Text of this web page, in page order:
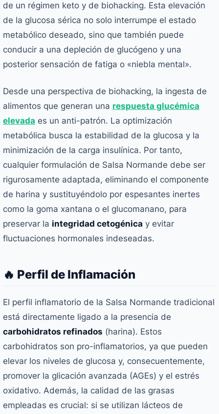
de un régimen keto y de biohacking. Esta elevación
de la glucosa sérica no solo interrumpe el estado
metabólico deseado, sino que también puede
conducir a una depleción de glucógeno y una
posterior sensación de fatiga o «niebla mental».
Desde una perspectiva de biohacking, la ingesta de
alimentos que generan una respuesta glucémica
elevada es un anti-patrón. La optimización
metabólica busca la estabilidad de la glucosa y la
minimización de la carga insulínica. Por tanto,
cualquier formulación de Salsa Normande debe ser
rigurosamente adaptada, eliminando el componente
de harina y sustituyéndolo por espesantes inertes
como la goma xantana o el glucomanano, para
preservar la integridad cetogénica y evitar
fluctuaciones hormonales indeseadas.
🔥 Perfil de Inflamación
El perfil inflamatorio de la Salsa Normande tradicional
está directamente ligado a la presencia de
carbohidratos refinados (harina). Estos
carbohidratos son pro-inflamatorios, ya que pueden
elevar los niveles de glucosa y, consecuentemente,
promover la glicación avanzada (AGEs) y el estrés
oxidativo. Además, la calidad de las grasas
empleadas es crucial: si se utilizan lácteos de